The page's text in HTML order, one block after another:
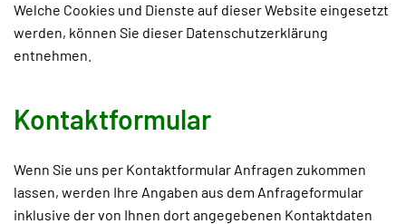
Welche Cookies und Dienste auf dieser Website eingesetzt
werden, können Sie dieser Datenschutzerklärung
entnehmen.
Kontaktformular
Wenn Sie uns per Kontaktformular Anfragen zukommen
lassen, werden Ihre Angaben aus dem Anfrageformular
inklusive der von Ihnen dort angegebenen Kontaktdaten